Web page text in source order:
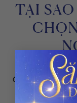
TẠI
Thẩm mỹ viện
được xây dựng
của khách